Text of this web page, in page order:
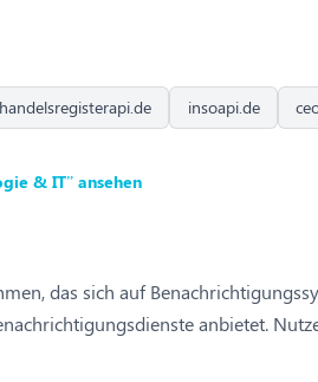
handelsregisterapi.de insoapi.de
& IT” ansehen
das sich auf
anbietet.